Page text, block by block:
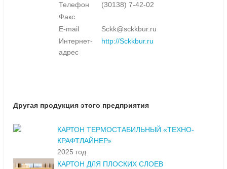
Телефон
(30138) 7-42-02
Факс
E-mail
Sckk@sckkbur.ru
Интернет-
адрес
http://Sckkbur.ru
Другая продукция этого предприятия
КАРТОН ТЕРМОСТАБИЛЬНЫЙ «ТЕХНО-
КРАФТЛАЙНЕР»
2025 год
КАРТОН ДЛЯ ПЛОСКИХ СЛОЕВ